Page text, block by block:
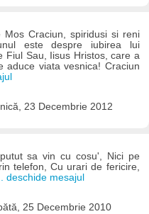
Mos Craciun, spiridusi si reni
este despre iubirea lui
Fiul Sau, Iisus Hristos, care a
aduce viata vesnica! Craciun
23 Decembrie 2012
sa vin cu cosu', Nici pe
telefon, Cu urari de fericire,
... deschide mesajul
25 Decembrie 2010